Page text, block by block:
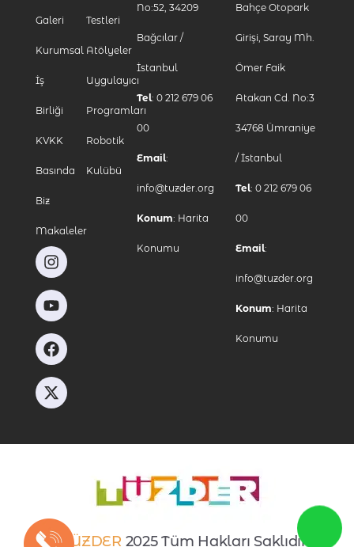
Galeri
Kurumsal
İş
Birliği
KVKK
Basında
Biz
Makaleler
Testleri
Atölyeler
Uygulayıcı
Programları
Robotik
Kulübü
No:52, 34209
Bağcılar /
İstanbul
Tel: 0 212 679 06
00
Email:
info@tuzder.org
Konum: Harita
Konumu
Bahçe Otopark
Girişi, Saray Mh.
Ömer Faik
Atakan Cd. No:3
34768 Ümraniye
/ İstanbul
Tel: 0 212 679 06
00
Email:
info@tuzder.org
Konum: Harita
Konumu
©TÜZDER 2025 Tüm Hakları Saklıdır